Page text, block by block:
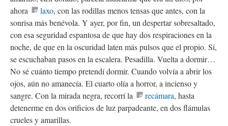
ahora
laxo, con las rodillas menos tensas que antes, con la
sonrisa más benévola. Y ayer, por fin, un despertar sobresaltado,
con esa seguridad espantosa de que hay dos respiraciones en la
noche, de que en la oscuridad laten más pulsos que el propio. Sí,
se escuchaban pasos en la escalera. Pesadilla. Vuelta a dormir…
No sé cuánto tiempo pretendí dormir. Cuando volvía a abrir los
ojos, aún no amanecía. El cuarto olía a horror, a incienso y
sangre. Con la mirada negra, recorrí la
recámara, hasta
detenerme en dos orificios de luz parpadeante, en dos flámulas
crueles y amarillas.